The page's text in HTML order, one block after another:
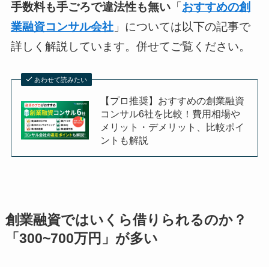
手数料も手ごろで違法性も無い「 おすすめの創
業融資コンサル会社」については以下の記事で
詳しく解説しています。併せてご覧ください。
あわせて読みたい
【プロ推奨】おすすめの創業融資
コンサル6社を比較！費用相場や
メリット・デメリット、比較ポイ
ントも解説
創業融資ではいくら借りられるのか？
「300~700万円」が多い